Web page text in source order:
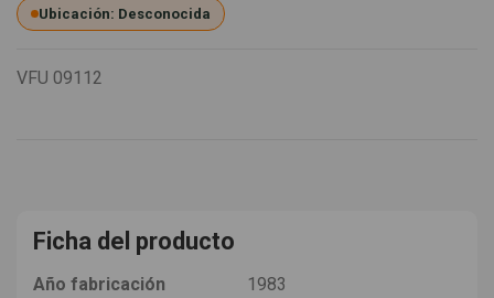
Ubicación: Desconocida
VFU 09112
Ficha del producto
Año fabricación
1983